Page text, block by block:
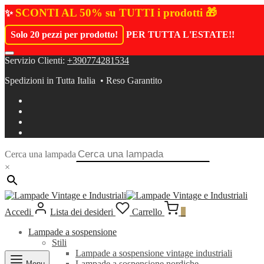
✨ SCONTI AL 50% su TUTTI i prodotti 🎁
Solo 20 pezzi per prodotto! PER TUTTA L'ESTATE!!
Servizio Clienti: +390774281534
Spedizioni in Tutta Italia • Reso Garantito
Cerca una lampada
×
Accedi Lista dei desideri Carrello
Lampade a sospensione
Stili
Lampade a sospensione vintage industriali